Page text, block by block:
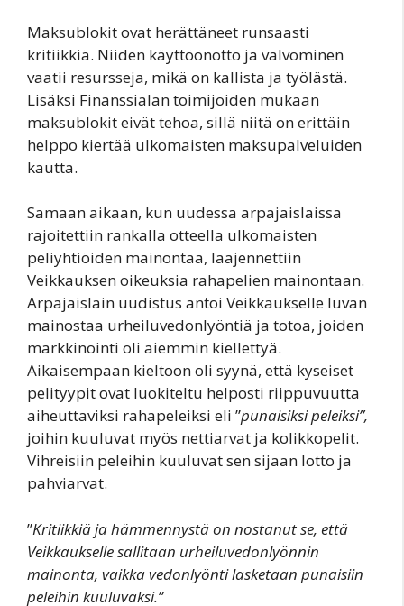
Maksublokit ovat herättäneet runsaasti
kritiikkiä. Niiden käyttöönotto ja valvominen
vaatii resursseja, mikä on kallista ja työlästä.
Lisäksi Finanssialan toimijoiden mukaan
maksublokit eivät tehoa, sillä niitä on erittäin
helppo kiertää ulkomaisten maksupalveluiden
kautta.
Samaan aikaan, kun uudessa arpajaislaissa
rajoitettiin rankalla otteella ulkomaisten
peliyhtiöiden mainontaa, laajennettiin
Veikkauksen oikeuksia rahapelien mainontaan.
Arpajaislain uudistus antoi Veikkaukselle luvan
mainostaa urheiluvedonlyöntiä ja totoa, joiden
markkinointi oli aiemmin kiellettyä.
Aikaisempaan kieltoon oli syynä, että kyseiset
pelityypit ovat luokiteltu helposti riippuvuutta
aiheuttaviksi rahapeleiksi eli ”punaisiksi peleiksi”,
joihin kuuluvat myös nettiarvat ja kolikkopelit.
Vihreisiin peleihin kuuluvat sen sijaan lotto ja
pahviarvat.
”Kritiikkiä ja hämmennystä on nostanut se, että
Veikkaukselle sallitaan urheiluvedonlyönnin
mainonta, vaikka vedonlyönti lasketaan punaisiin
peleihin kuuluvaksi.”